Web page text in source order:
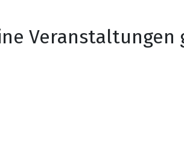
Veranstaltungen